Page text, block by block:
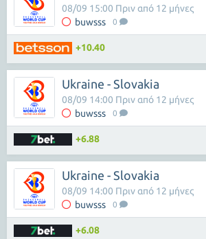
buwsss 0
08/09 15:00 Πριν από 12 μήνες
+10.40
Ukraine - Slovakia
buwsss 0
08/09 14:00 Πριν από 12 μήνες
+6.88
Ukraine - Slovakia
buwsss 0
08/09 14:00 Πριν από 12 μήνες
+6.08